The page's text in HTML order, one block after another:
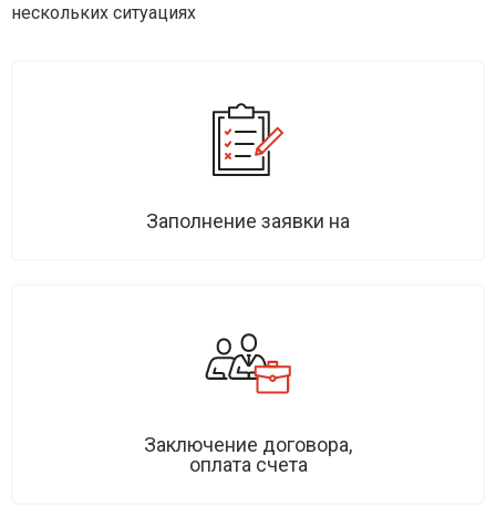
нескольких ситуациях
Заполнение заявки на
Заключение договора,
оплата счета